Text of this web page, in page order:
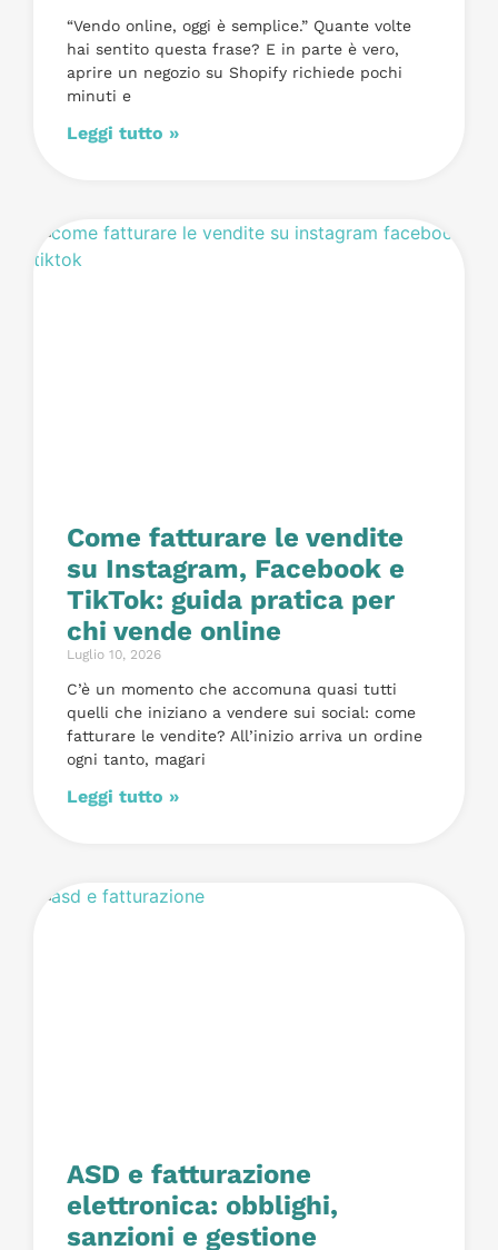
“Vendo online, oggi è semplice.” Quante volte
hai sentito questa frase? E in parte è vero,
aprire un negozio su Shopify richiede pochi
minuti e
Leggi tutto »
Come fatturare le vendite
su Instagram, Facebook e
TikTok: guida pratica per
chi vende online
Luglio 10, 2026
C’è un momento che accomuna quasi tutti
quelli che iniziano a vendere sui social: come
fatturare le vendite? All’inizio arriva un ordine
ogni tanto, magari
Leggi tutto »
ASD e fatturazione
elettronica: obblighi,
sanzioni e gestione